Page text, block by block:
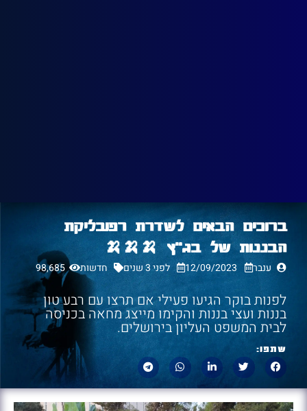
ברוכים הבאים לשדרת רפובליקת
הבננות של בג"ץ 🍌🍌🍌
ענבר 12/09/2023 לפני 3 שנים חדשות 98,685
לפנות בוקר הגיעו פעילי אם תרצו עם רבע טון
בננות ועצי בננות והקימו מייצג מחאה בכניסה
לבית המשפט העליון בירושלים.
שתפו: